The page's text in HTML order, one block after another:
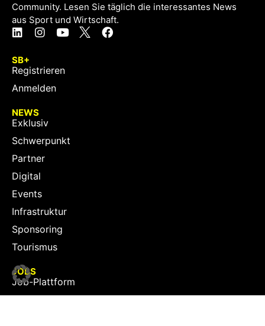
Community. Lesen Sie täglich die interessantes News
aus Sport und Wirtschaft.
SB+
Registrieren
Anmelden
NEWS
Exklusiv
Schwerpunkt
Partner
Digital
Events
Infrastruktur
Sponsoring
Tourismus
JOBS
Job-Plattform